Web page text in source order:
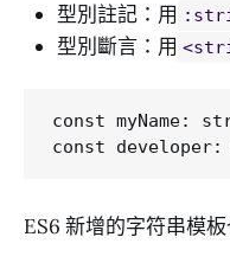
型別註記：用
型別斷言：用
const myName:
ES6 新增的字符串模板